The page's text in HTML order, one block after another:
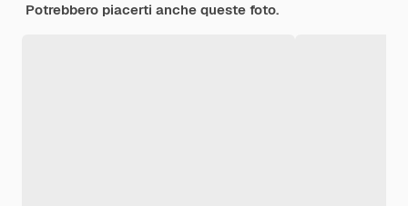
Potrebbero piacerti anche queste foto.